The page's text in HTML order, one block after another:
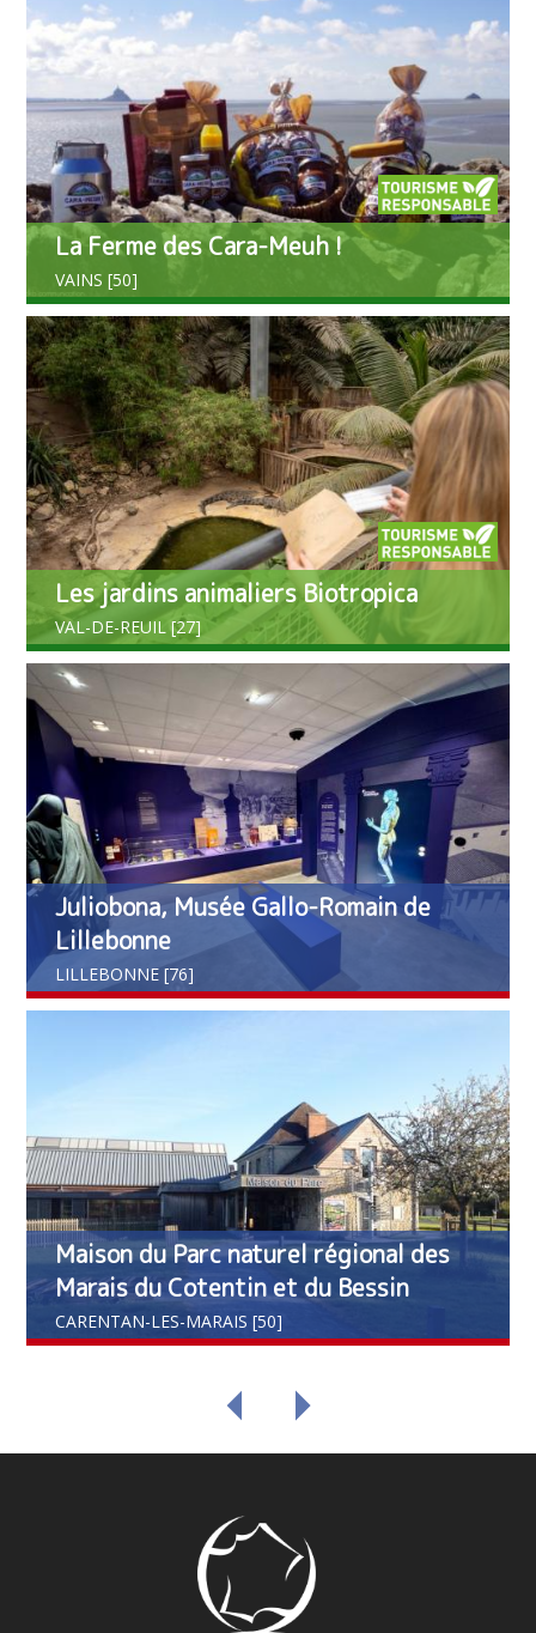
La Ferme des Cara-Meuh !
VAINS [50]
Les jardins animaliers Biotropica
VAL-DE-REUIL [27]
Juliobona, Musée Gallo-Romain de
Lillebonne
LILLEBONNE [76]
Maison du Parc naturel régional des
Marais du Cotentin et du Bessin
CARENTAN-LES-MARAIS [50]